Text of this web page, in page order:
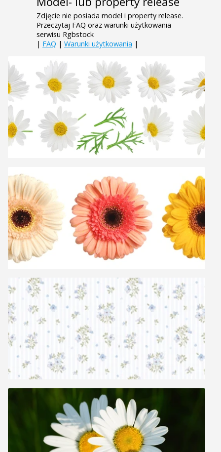
Zdjęcie nie posiada model i property release.
Przeczytaj FAQ oraz warunki użytkowania
serwisu Rgbstock
| FAQ | Warunki użytkowania |